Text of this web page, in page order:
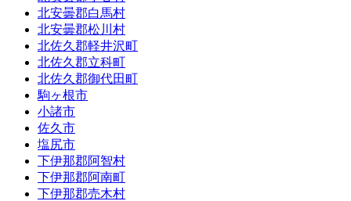
北安曇郡白馬村
北安曇郡松川村
北佐久郡軽井沢町
北佐久郡立科町
北佐久郡御代田町
駒ヶ根市
小諸市
佐久市
塩尻市
下伊那郡阿智村
下伊那郡阿南町
下伊那郡売木村